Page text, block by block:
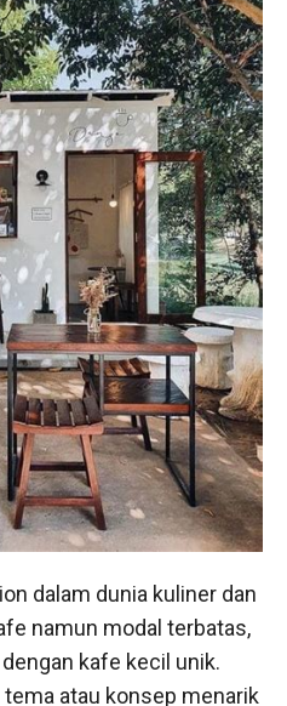
dalam dunia kuliner dan
namun modal terbatas,
kafe kecil unik.
atau konsep menarik